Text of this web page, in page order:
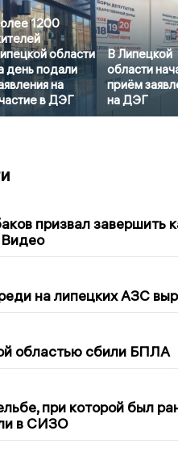
1200
области
день подали
на
в ДЭГ
В Липецкой
области
приём
на ДЭГ
призвал завершить
Видео
на липецких АЗС
областью сбили БПЛА
при которой был
в СИЗО